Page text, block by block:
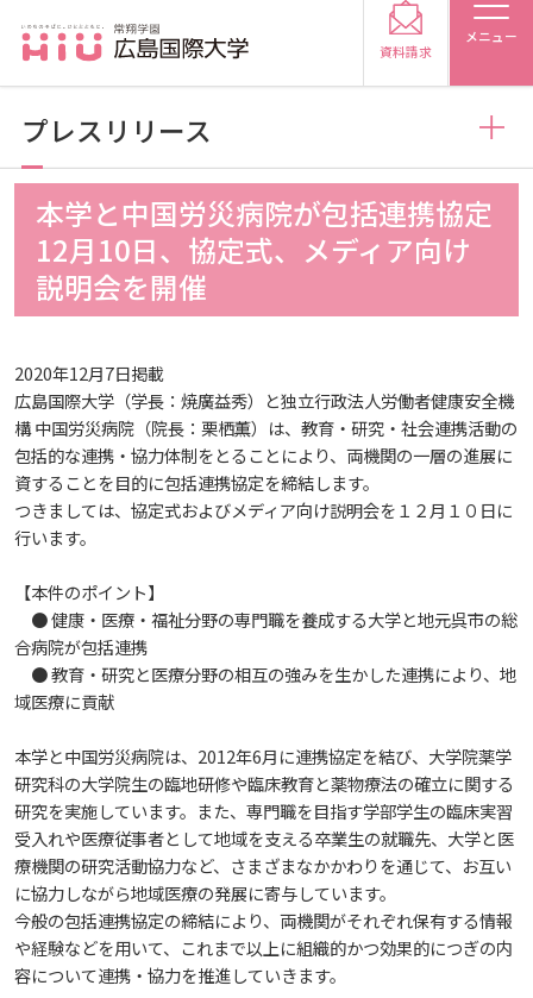
メニュー
受験生の方
受験生の保護者の方
在学生の方
保護者の方 採用担当の方
大学紹介
広島国際大学の概要
建学の精神
教育の特色
将来像
教育に関する基本方針
アドミッション・ポリシー
情報の公表
教育研究上の目的・基本組織について
研究者要覧
大学基礎データ
学費・入学金等費用について
規定
規定・教育課程・シラバス
広島国際大学施設等貸与内規
別表第1・第2 様式第1・第2
広島国際大学倫理委員会規定
施設案内
施設紹介
東広島・呉キャンパス施設 名称・愛称
大学広報
プレスリリース
ハラスメントについて
入試情報
入試最新情報
入試概要
職の種BOOK
資料請求
窓口での資料受取りについて
関連情報
学部
保健医療学部
総合リハビリテーション学部
健康スポーツ学部
健康科学部
大学院・専攻科
医療科学研究科
保健医療学専攻
リハビリテーション学専攻
健康科学研究科
医療福祉学専攻
看護学研究科
就職・キャリア支援
就職支援
就業力育成プログラム
産官学連携
研究連携相談
地域連携
資料請求
本学と中国労災病院が包括連携協定
12月10日、協定式、メディア向け
説明会を開催
2020年12月7日掲載
広島国際大学（学長：焼廣益秀）と独立行政法人労働者健康安全機
構 中国労災病院（院長：栗栖薫）は、教育・研究・社会連携活動の
包括的な連携・協力体制をとることにより、両機関の一層の進展に
資することを目的に包括連携協定を締結します。
つきましては、協定式およびメディア向け説明会を１２月１０日に
行います。
【本件のポイント】
● 健康・医療・福祉分野の専門職を養成する大学と地元呉市の総
合病院が包括連携
● 教育・研究と医療分野の相互の強みを生かした連携により、地
域医療に貢献
本学と中国労災病院は、2012年6月に連携協定を結び、大学院薬学
研究科の大学院生の臨地研修や臨床教育と薬物療法の確立に関する
研究を実施しています。また、専門職を目指す学部学生の臨床実習
受入れや医療従事者として地域を支える卒業生の就職先、大学と医
療機関の研究活動協力など、さまざまなかかわりを通じて、お互い
に協力しながら地域医療の発展に寄与しています。
今般の包括連携協定の締結により、両機関がそれぞれ保有する情報
や経験などを用いて、これまで以上に組織的かつ効果的につぎの内
容について連携・協力を推進していきます。
プレスリリース
お知らせ
2026
2024
2023
2022
2021
トピックス
2025
2024
2023
2022
2026
2025
2024
2023
2021
プレスリリース
2026
2025
2024
2022
2021
2020
学生の活動
2026
2025
教職員の活動
2026
2024
高大連携
2024
2023
2026
2025
2024